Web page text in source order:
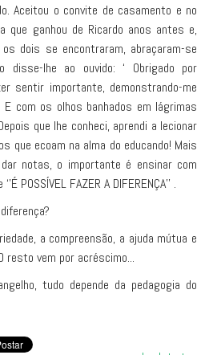
Aceitou o convite de casamento e no
que ganhou de Ricardo anos antes e,
dois se encontraram, abraçaram-se
disse-lhe ao ouvido: ‘ Obrigado por
sentir importante, demonstrando-me
E com os olhos banhados em lágrimas
que lhe conheci, aprendi a lecionar
que ecoam na alma do educando! Mais
notas, o importante é ensinar com
POSSÍVEL FAZER A DIFERENÇA’’ .
a compreensão, a ajuda mútua e
resto vem por acréscimo...
tudo depende da pedagogia do